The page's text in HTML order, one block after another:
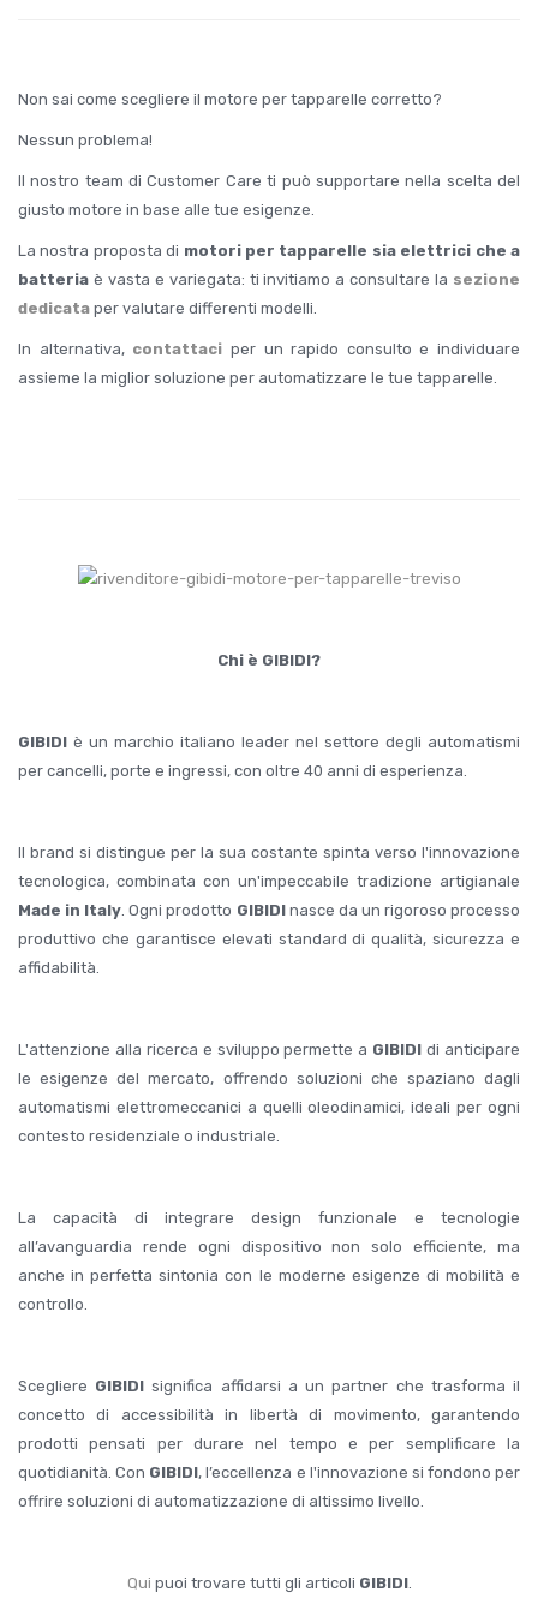
Non sai come scegliere il motore per tapparelle corretto?
Nessun problema!
Il nostro team di Customer Care ti può supportare nella scelta del
giusto motore in base alle tue esigenze.
La nostra proposta di motori per tapparelle sia elettrici che a
batteria è vasta e variegata: ti invitiamo a consultare la sezione
dedicata per valutare differenti modelli.
In alternativa, contattaci per un rapido consulto e individuare
assieme la miglior soluzione per automatizzare le tue tapparelle.
Chi è GIBIDI?
GIBIDI è un marchio italiano leader nel settore degli automatismi
per cancelli, porte e ingressi, con oltre 40 anni di esperienza.
Il brand si distingue per la sua costante spinta verso l'innovazione
tecnologica, combinata con un'impeccabile tradizione artigianale
Made in Italy. Ogni prodotto GIBIDInasce da un rigoroso processo
produttivo che garantisce elevati standard di qualità, sicurezza e
affidabilità.
L'attenzione alla ricerca e sviluppo permette a GIBIDI di anticipare
le esigenze del mercato, offrendo soluzioni che spaziano dagli
automatismi elettromeccanici a quelli oleodinamici, ideali per ogni
contesto residenziale o industriale.
La capacità di integrare design funzionale e tecnologie
all’avanguardia rende ogni dispositivo non solo efficiente, ma
anche in perfetta sintonia con le moderne esigenze di mobilità e
controllo.
Scegliere GIBIDI significa affidarsi a un partner che trasforma il
concetto di accessibilità in libertà di movimento, garantendo
prodotti pensati per durare nel tempo e per semplificare la
quotidianità. Con GIBIDI, l’eccellenza e l'innovazione si fondono per
offrire soluzioni di automatizzazione di altissimo livello.
Qui puoi trovare tutti gli articoli GIBIDI.